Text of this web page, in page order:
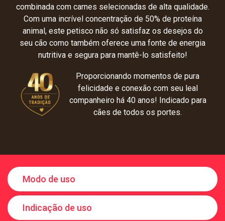
combinada com carnes selecionadas de alta qualidade.
Com uma incrível concentração de 50% de proteína
animal, este petisco não só satisfaz os desejos do
seu cão como também oferece uma fonte de energia
nutritiva e segura para mantê-lo satisfeito!
Proporcionando momentos de pura
felicidade e conexão com seu leal
companheiro há 40 anos! Indicado para
cães de todos os portes.
Modo de uso
Indicação de uso